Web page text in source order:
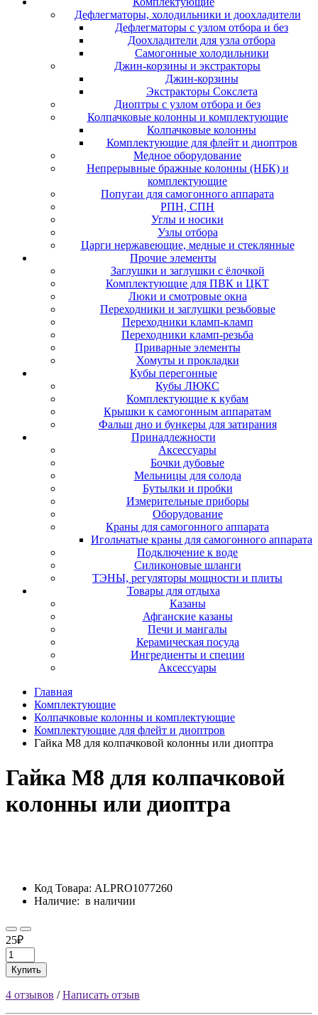
Дефлегматоры, холодильники и доохладители
Дефлегматоры с узлом отбора и без
Доохладители для узла отбора
Самогонные холодильники
Джин-корзины и экстракторы
Джин-корзины
Экстракторы Сокслета
Диоптры с узлом отбора и без
Колпачковые колонны и комплектующие
Колпачковые колонны
Комплектующие для флейт и диоптров
Медное оборудование
Непрерывные бражные колонны (НБК) и
комплектующие
Попугаи для самогонного аппарата
РПН, СПН
Углы и носики
Узлы отбора
Царги нержавеющие, медные и стеклянные
Прочие элементы
Заглушки и заглушки с ёлочкой
Комплектующие для ПВК и ЦКТ
Люки и смотровые окна
Переходники и заглушки резьбовые
Переходники кламп-кламп
Переходники кламп-резьба
Приварные элементы
Хомуты и прокладки
Кубы перегонные
Кубы ЛЮКС
Комплектующие к кубам
Крышки к самогонным аппаратам
Фальш дно и бункеры для затирания
Принадлежности
Аксессуары
Бочки дубовые
Мельницы для солода
Бутылки и пробки
Измерительные приборы
Оборудование
Краны для самогонного аппарата
Игольчатые краны для самогонного аппарата
Подключение к воде
Силиконовые шланги
ТЭНЫ, регуляторы мощности и плиты
Товары для отдыха
Казаны
Афганские казаны
Печи и мангалы
Керамическая посуда
Ингредиенты и специи
Аксессуары
Главная
Комплектующие
Колпачковые колонны и комплектующие
Комплектующие для флейт и диоптров
Гайка М8 для колпачковой колонны или диоптра
Гайка М8 для колпачковой
колонны или диоптра
Код Товара: ALPRO1077260
Наличие: в наличии
25₽
Купить
4 отзывов /Написать отзыв